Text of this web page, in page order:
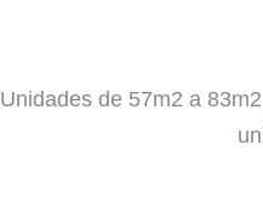
Unidades de 57m2 a